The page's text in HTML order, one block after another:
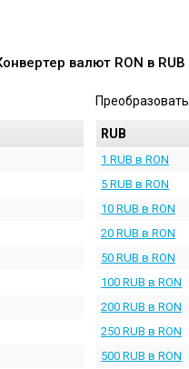
валют RON в RUB
Преобразовать
RUB
1 RUB в RON
5 RUB в RON
10 RUB в RON
20 RUB в RON
50 RUB в RON
100 RUB в RON
200 RUB в RON
250 RUB в RON
500 RUB в RON